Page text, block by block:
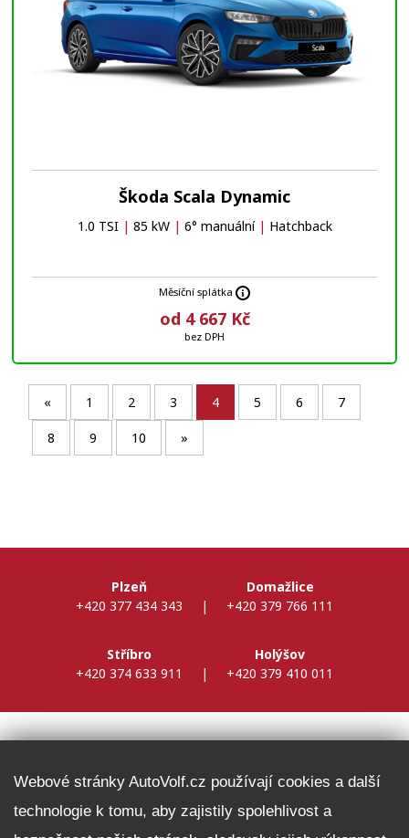
Škoda Scala Dynamic
1.0 TSI | 85 kW | 6° manuální | Hatchback
Měsíční splátka
od 4 667 Kč
bez DPH
« 1 2 3 4 5 6 7
8 9 10 »
Plzeň
+420 377 434 343
|
Domažlice
+420 379 766 111
Stříbro
+420 374 633 911
|
Holýšov
+420 379 410 011
Fleet program Škoda
Webové stránky AutoVolf.cz používají cookies a další
technologie k tomu, aby zajistily spolehlivost a